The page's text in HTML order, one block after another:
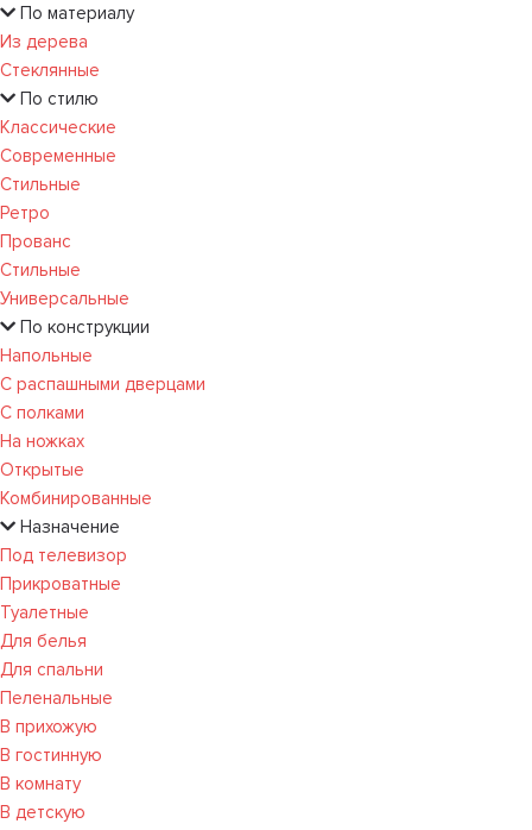
По материалу
Из дерева
Стеклянные
По стилю
Классические
Современные
Стильные
Ретро
Прованс
Стильные
Универсальные
По конструкции
Напольные
С распашными дверцами
С полками
На ножках
Открытые
Комбинированные
Назначение
Под телевизор
Прикроватные
Туалетные
Для белья
Для спальни
Пеленальные
В прихожую
В гостинную
В комнату
В детскую